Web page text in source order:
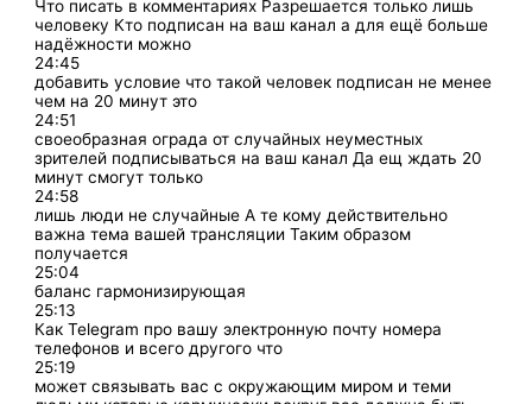
Что писать в комментариях Разрешается только лишь
человеку Кто подписан на ваш канал а для ещё больше
надёжности можно
24:45
добавить условие что такой человек подписан не менее
чем на 20 минут это
24:51
своеобразная ограда от случайных неуместных
зрителей подписываться на ваш канал Да ещ ждать 20
минут смогут только
24:58
лишь люди не случайные А те кому действительно
важна тема вашей трансляции Таким образом
получается
25:04
баланс гармонизирующая
25:13
Как Telegram про вашу электронную почту номера
телефонов и всего другого что
25:19
может связывать вас с окружающим миром и теми